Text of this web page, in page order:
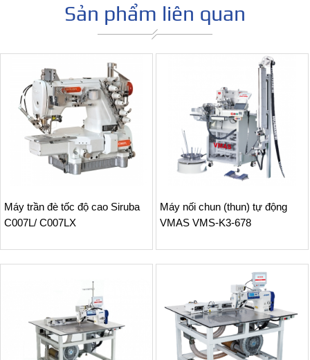
Sản phẩm liên quan
Máy trần đè tốc độ cao Siruba
C007L/ C007LX
Máy nối chun (thun) tự động
VMAS VMS-K3-678